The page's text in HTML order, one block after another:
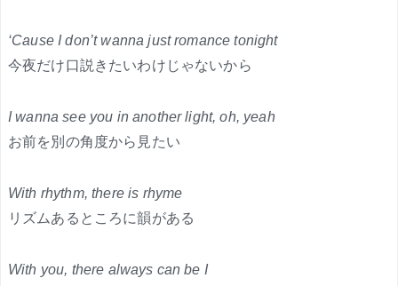
‘Cause I don’t wanna just romance tonight
今夜だけ口説きたいわけじゃないから
I wanna see you in another light, oh, yeah
お前を別の角度から見たい
With rhythm, there is rhyme
リズムあるところに韻がある
With you, there always can be I